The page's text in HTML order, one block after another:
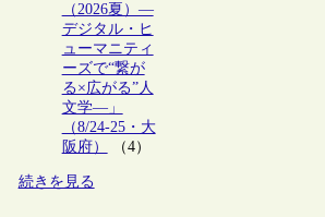
（2026夏）―
デジタル・ヒ
ューマニティ
ーズで“繋が
る×広がる”人
文学―」
（8/24-25・大
阪府）
（4）
続きを見る